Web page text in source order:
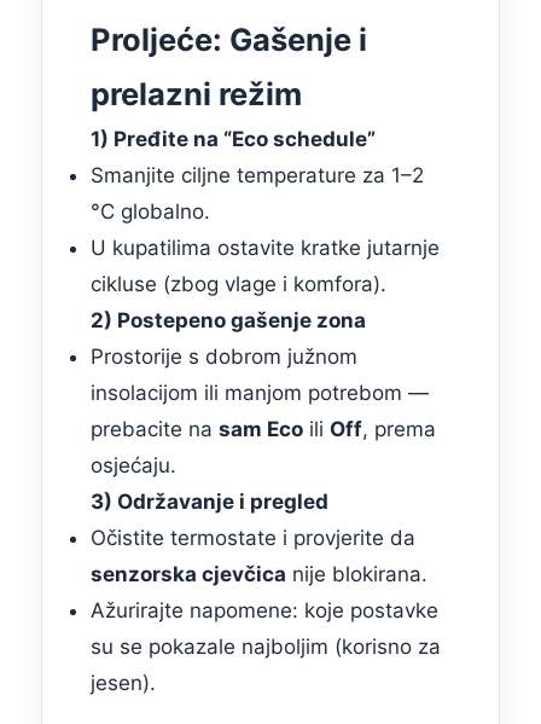
Proljeće: Gašenje i
prelazni režim
1) Pređite na “Eco schedule”
Smanjite ciljne temperature za 1–2
°C globalno.
U kupatilima ostavite kratke jutarnje
cikluse (zbog vlage i komfora).
2) Postepeno gašenje zona
Prostorije s dobrom južnom
insolacijom ili manjom potrebom —
prebacite na sam Eco ili Off, prema
osjećaju.
3) Održavanje i pregled
Očistite termostate i provjerite da
senzorska cjevčica nije blokirana.
Ažurirajte napomene: koje postavke
su se pokazale najboljim (korisno za
jesen).